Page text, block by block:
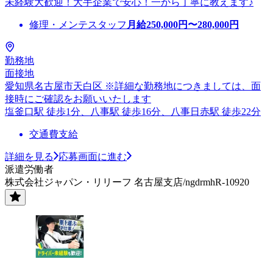
修理・メンテスタッフ 月給250,000円〜280,000円
勤務地
面接地
愛知県名古屋市天白区 ※詳細な勤務地につきましては、面
接時にご確認をお願いいたします
塩釜口駅 徒歩1分、八事駅 徒歩16分、八事日赤駅 徒歩22分
交通費支給
詳細を見る
応募画面に進む
派遣労働者
株式会社ジャパン・リリーフ 名古屋支店/ngdrmhR-10920